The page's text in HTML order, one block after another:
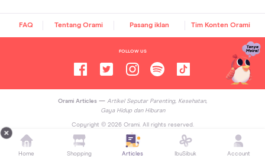
FAQ Tentang Orami Pasang iklan Tim Konten Orami
FOLLOW US
Orami Articles — Artikel Seputar Parenting, Kesehatan,
Gaya Hidup dan Hiburan
Copyright © 2026Orami. All rights reserved.
Home Shopping Articles IbuSibuk Account